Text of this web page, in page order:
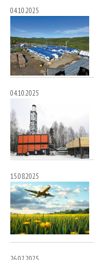
04.10.2025
04.10.2025
15.08.2025